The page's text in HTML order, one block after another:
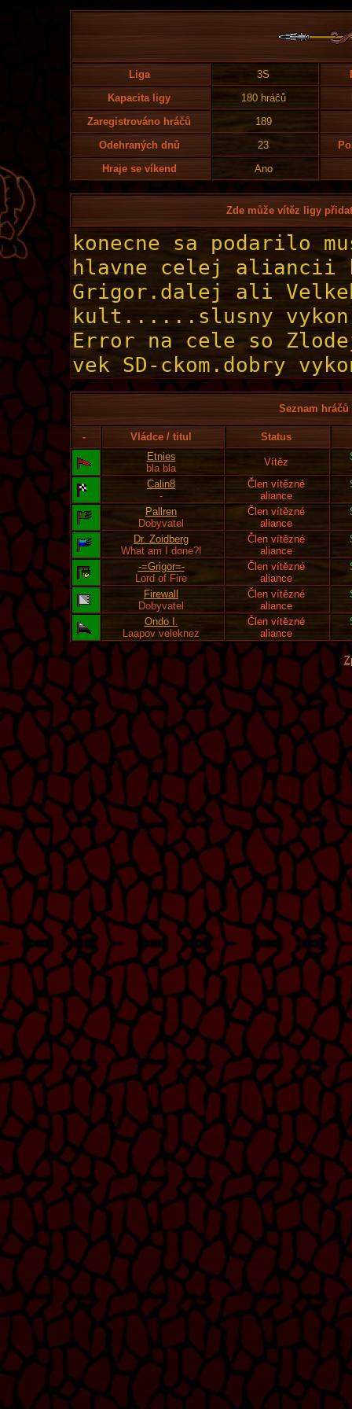
Liga 3S
Kapacita ligy
180 hráčů
Zaregistrováno hráčů
189
Odehraných dnů
23
Hraje se víkend
Ano
Zde může vítěz ligy
Seznam
- Vládce / titul
Status
Etnies
bla bla
Vítěz
Calin8
-
Člen vítězné
aliance
Pallren
Dobyvatel
Člen vítězné
aliance
Dr. Zoidberg
What am I done?!
Člen vítězné
aliance
-=Grigor=-
Lord of Fire
Člen vítězné
aliance
Firewall
Dobyvatel
Člen vítězné
aliance
Ondo I.
Laapov veleknez
Člen vítězné
aliance